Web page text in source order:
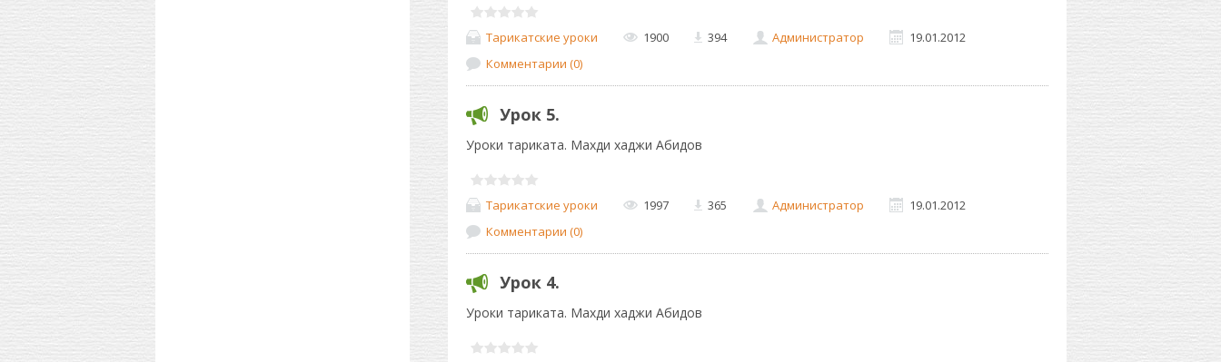
Тарикатские уроки 1900 394 Администратор
19.01.2012
Комментарии (0)
Урок 5.
Уроки тариката. Махди хаджи Абидов
Тарикатские уроки 1997 365 Администратор
19.01.2012
Комментарии (0)
Урок 4.
Уроки тариката. Махди хаджи Абидов